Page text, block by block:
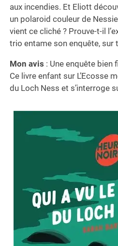
aux incendies. Et Eliott
un polaroid couleur de
vient ce cliché ? Prouve-t-il
trio entame son enquête, sur
Mon avis : Une enquête bien
Ce livre enfant sur L’Ecosse
du Loch Ness et s’interroge